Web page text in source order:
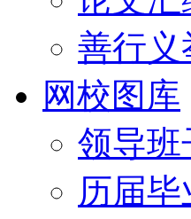
善行义
网校图库
领导班
历届毕